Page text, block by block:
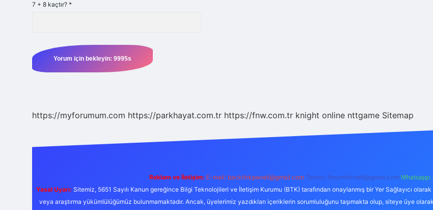
7 + 8 kaçtır? *
https://myforumum.com https://parkhayat.com.tr https://fnw.com.tr knight online nttgame Sitemap
Reklam ve İletişim: E-mail: backlinkpaneli@gmail.com Teams: forumhizmeti@gmail.com
Yasal Uyarı: Sitemiz, 5651 Sayılı Kanun gereğince Bilgi Teknolojileri ve İletişim Kurumu (BTK) tarafından onaylanmış bir Yer Sağlayıcı
veya araştırma yükümlülüğümüz bulunmamaktadır. Ancak, üyelerimiz yazdıkları içeriklerin sorumluluğunu taşımakta olup, siteye üye